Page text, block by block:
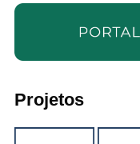
Projetos